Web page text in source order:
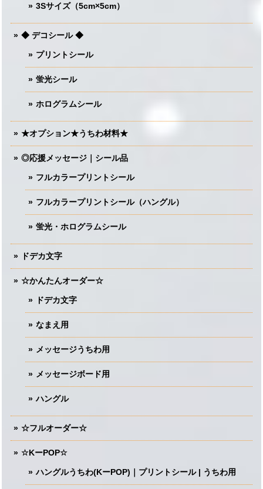
3Sサイズ（5cm×5cm）
◆ デコシール ◆
プリントシール
蛍光シール
ホログラムシール
★オプション★うちわ材料★
◎応援メッセージ｜シール品
フルカラープリントシール
フルカラープリントシール（ハングル）
蛍光・ホログラムシール
ドデカ文字
☆かんたんオーダー☆
ドデカ文字
なまえ用
メッセージうちわ用
メッセージボード用
ハングル
☆フルオーダー☆
☆KーPOP☆
ハングルうちわ(KーPOP)｜プリントシール | うちわ用